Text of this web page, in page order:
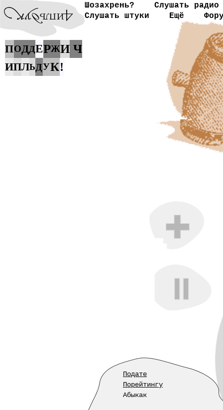
Шозахрень?
Слушать радио
Слушать штуки
Ещё
ПОДДЕРЖИ Ч
ИПЛЬДУК!
Подате
Порейтингу
Абыкак